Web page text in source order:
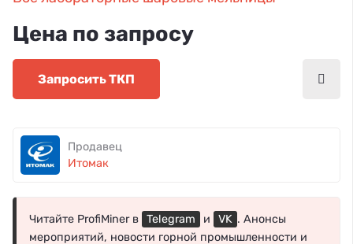
Цена по запросу
Запросить ТКП
Продавец
Итомак
Читайте ProfiMiner в Telegram и VK . Анонсы
мероприятий, новости горной промышленности и